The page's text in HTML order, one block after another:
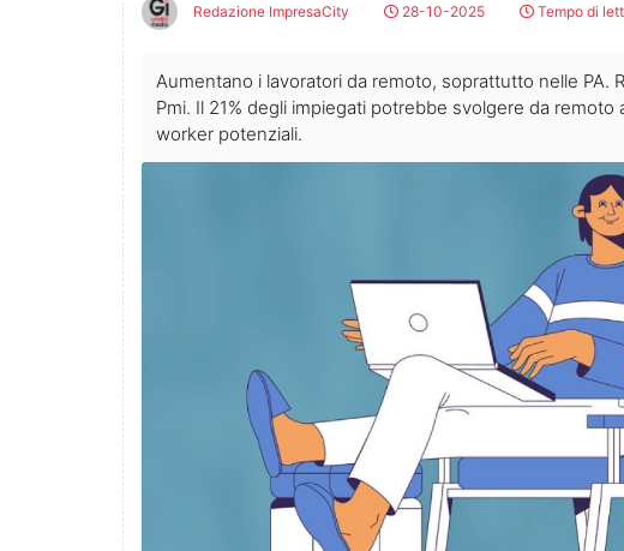
Redazione ImpresaCity 28-10-2025 Tempo di
Aumentano i lavoratori da remoto, soprattutto nelle PA.
Pmi. Il 21% degli impiegati potrebbe svolgere da
worker potenziali.